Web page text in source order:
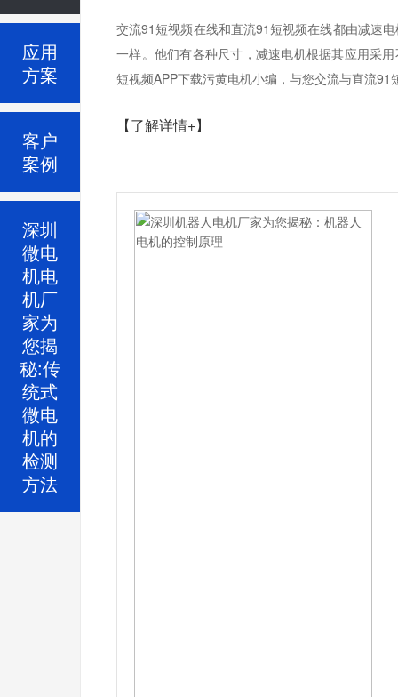
交流91短视频在线和直流91短视频在线都由减速
一样。他们有各种尺寸，减速电机根据其应用采
短视频APP下载污黄电机小编，与您交流与直流
【了解详情+】
应用
方案
客户
案例
深圳
微电
机电
机厂
家为
您揭
秘:传
统式
微电
机的
检测
方法